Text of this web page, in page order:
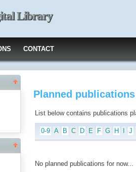
Library
CONTACT
Planned
List below contains publications
0-9 A B C D E F G H J
No planned publications for now...